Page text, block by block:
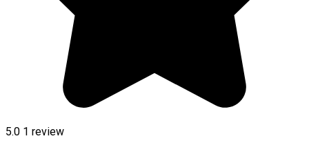
5.0 1 review